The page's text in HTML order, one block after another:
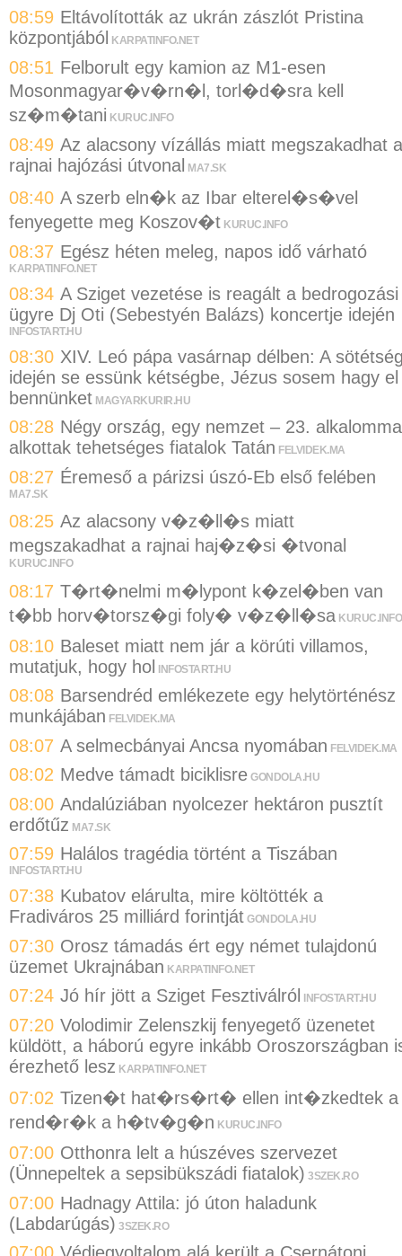
08:59 Eltávolították az ukrán zászlót Pristina
központjából
KARPATINFO.NET
08:51 Felborult egy kamion az M1-esen
Mosonmagyar�v�rn�l, torl�d�sra kell
sz�m�tani KURUC.INFO
08:49 Az alacsony vízállás miatt megszakadhat a
rajnai hajózási útvonal
MA7.SK
08:40 A szerb eln�k az Ibar elterel�s�vel
fenyegette meg Koszov�t KURUC.INFO
08:37 Egész héten meleg, napos idő várható
KARPATINFO.NET
08:34 A Sziget vezetése is reagált a bedrogozási
ügyre Dj Oti (Sebestyén Balázs) koncertje idején
INFOSTART.HU
08:30 XIV. Leó pápa vasárnap délben: A
idején se essünk kétségbe, Jézus sosem hagy el
bennünket MAGYARKURIR.HU
08:28 Négy ország, egy nemzet – 23.
alkottak tehetséges fiatalok Tatán FELVIDEK.MA
08:27 Éremeső a párizsi úszó-Eb első felében
MA7.SK
08:25 Az alacsony v�z�ll�s miatt
megszakadhat a rajnai haj�z�si �tvonal
KURUC.INFO
08:17 T�rt�nelmi m�lypont k�zel�ben van
t�bb horv�torsz�gi foly� v�z�ll�sa KURUC.INFO
08:10 Baleset miatt nem jár a körúti villamos,
mutatjuk, hogy hol INFOSTART.HU
08:08 Barsendréd emlékezete egy helytörténész
munkájában FELVIDEK.MA
08:07 A selmecbányai Ancsa nyomában FELVIDEK.MA
08:02 Medve támadt biciklisre GONDOLA.HU
08:00 Andalúziában nyolcezer hektáron pusztít
erdőtűz MA7.SK
07:59 Halálos tragédia történt a Tiszában
INFOSTART.HU
07:38 Kubatov elárulta, mire költötték a
Fradiváros 25 milliárd forintját GONDOLA.HU
07:30 Orosz támadás ért egy német tulajdonú
üzemet Ukrajnában KARPATINFO.NET
07:24 Jó hír jött a Sziget Fesztiválról INFOSTART.HU
07:20 Volodimir Zelenszkij fenyegető üzenetet
küldött, a háború egyre inkább Oroszországban
érezhető lesz KARPATINFO.NET
07:02 Tizen�t hat�rs�rt� ellen int�zkedtek a
rend�r�k a h�tv�g�n KURUC.INFO
07:00 Otthonra lelt a húszéves szervezet
(Ünnepeltek a sepsibükszádi fiatalok) 3SZEK.RO
07:00 Hadnagy Attila: jó úton haladunk
(Labdarúgás) 3SZEK.RO